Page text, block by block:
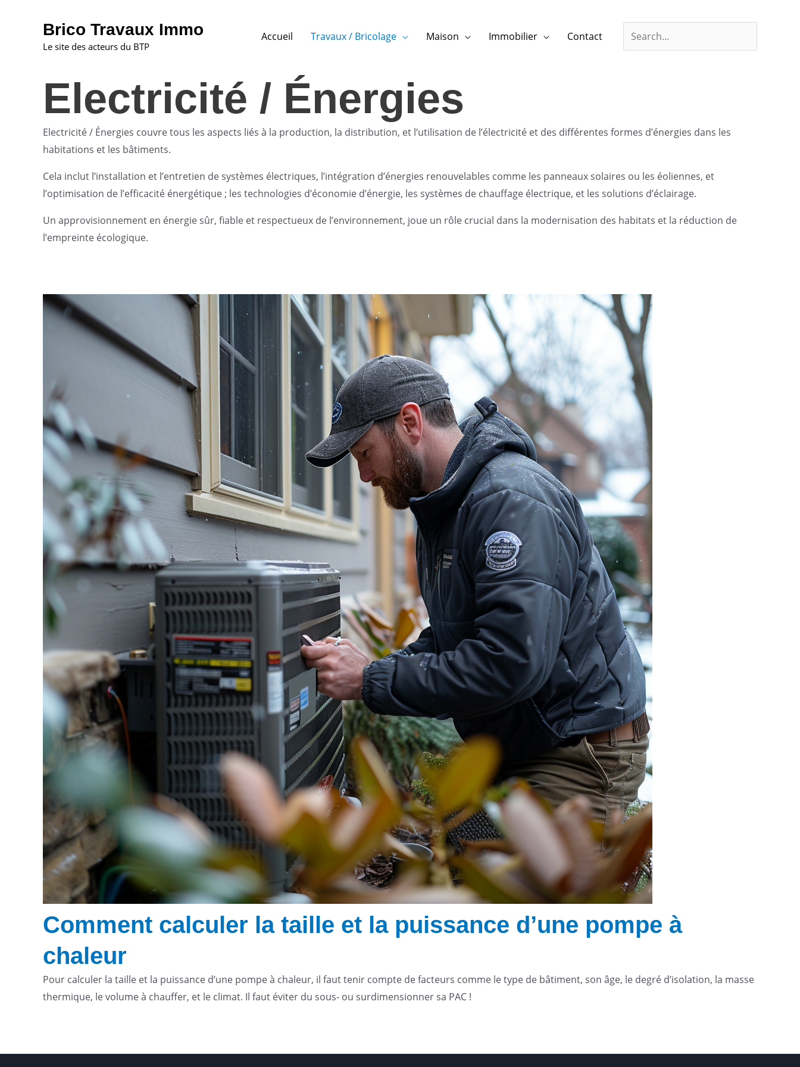
Brico Travaux Immo
Le site des acteurs du BTP
Accueil Travaux / Bricolage Maison Immobilier Contact
Electricité / Énergies
Electricité / Énergies couvre tous les aspects liés à la production, la distribution, et l’utilisation de l’électricité et des différentes formes d’énergies dans les
habitations et les bâtiments.
Cela inclut l’installation et l’entretien de systèmes électriques, l’intégration d’énergies renouvelables comme les panneaux solaires ou les éoliennes, et
l’optimisation de l’efficacité énergétique ; les technologies d’économie d’énergie, les systèmes de chauffage électrique, et les solutions d’éclairage.
Un approvisionnement en énergie sûr, fiable et respectueux de l’environnement, joue un rôle crucial dans la modernisation des habitats et la réduction de
l’empreinte écologique.
Comment calculer la taille et la puissance d’une pompe à
chaleur
Pour calculer la taille et la puissance d’une pompe à chaleur, il faut tenir compte de facteurs comme le type de bâtiment, son âge, le degré d’isolation, la masse
thermique, le volume à chauffer, et le climat. Il faut éviter du sous- ou surdimensionner sa PAC !